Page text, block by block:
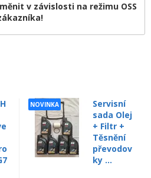
NOVINKA
Servisní
sada Olej
+ Filtr +
Těsnění
převodov
ky ...
v závislosti na režimu OSS